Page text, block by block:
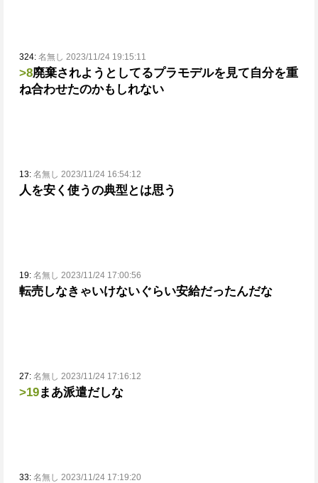
324: 名無し 2023/11/24 19:15:11
>8廃棄されようとしてるプラモデルを見て自分を重
ね合わせたのかもしれない
13: 名無し 2023/11/24 16:54:12
人を安く使うの典型とは思う
19: 名無し 2023/11/24 17:00:56
転売しなきゃいけないぐらい安給だったんだな
27: 名無し 2023/11/24 17:16:12
>19まあ派遣だしな
33: 名無し 2023/11/24 17:19:20